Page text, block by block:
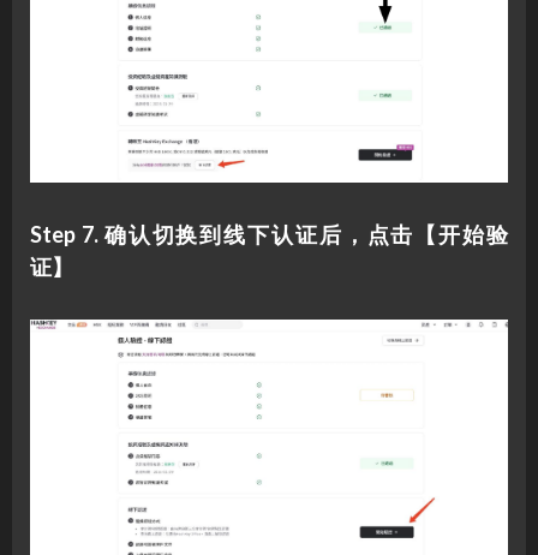
Step 7. 确认切换到线下认证后，点击【开始验
证】